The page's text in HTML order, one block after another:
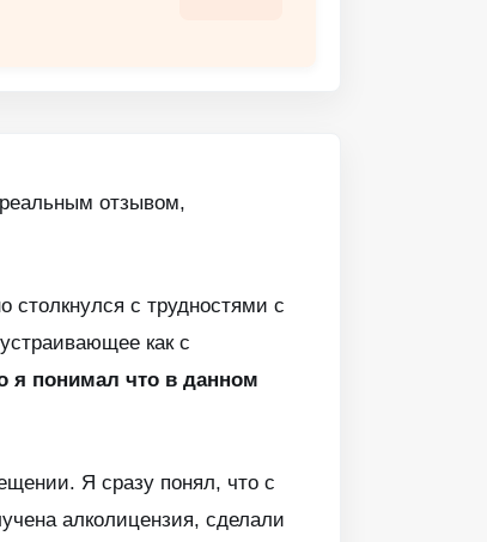
отзывом,
с трудностями с
как с
я понимал что в данном
Я сразу понял, что с
алколицензия, сделали